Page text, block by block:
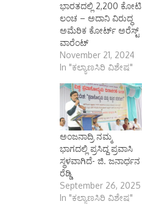
ಭಾರತದಲ್ಲಿ 2,200 ಕೋಟಿ
ಲಂಚ – ಅದಾನಿ ವಿರುದ್ಧ
ಅಮೆರಿಕ ಕೋರ್ಟ್‌ ಅರೆಸ್ಟ್‌
ವಾರೆಂಟ್‌
November 21, 2024
In "ಕಲ್ಯಾಣಸಿರಿ ವಿಶೇಷ"
ಅಂಜನಾದ್ರಿ ನಮ್ಮ
ಭಾಗದಲ್ಲಿ ಪ್ರಸಿದ್ದ ಪ್ರವಾಸಿ
ಸ್ಥಳವಾಗಿದೆ- ಜಿ. ಜನಾರ್ಧನ
ರೆಡ್ಡಿ
September 26, 2025
In "ಕಲ್ಯಾಣಸಿರಿ ವಿಶೇಷ"